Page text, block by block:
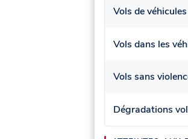
Vols de véhicules
Vols dans les
Vols sans
Dégradations